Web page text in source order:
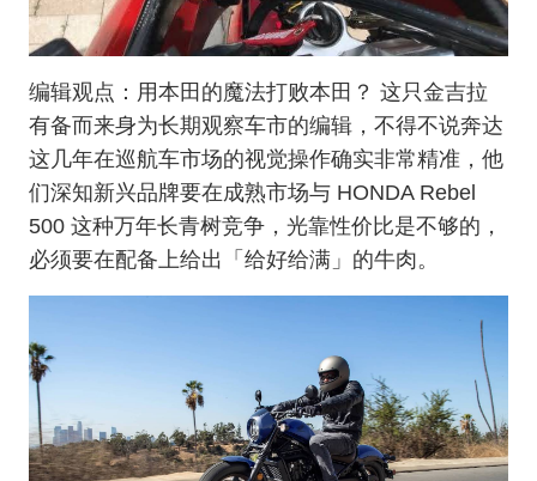
编辑观点：用本田的魔法打败本田？ 这只金吉拉
有备而来身为长期观察车市的编辑，不得不说奔达
这几年在巡航车市场的视觉操作确实非常精准，他
们深知新兴品牌要在成熟市场与 HONDA Rebel
500 这种万年长青树竞争，光靠性价比是不够的，
必须要在配备上给出「给好给满」的牛肉。